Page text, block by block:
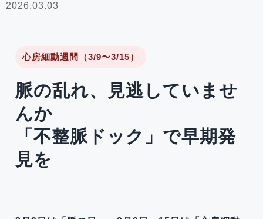
2026.03.03
心房細動週間（3/9〜3/15）
脈の乱れ、見逃していませ
んか
「不整脈ドック」で早期発
見を